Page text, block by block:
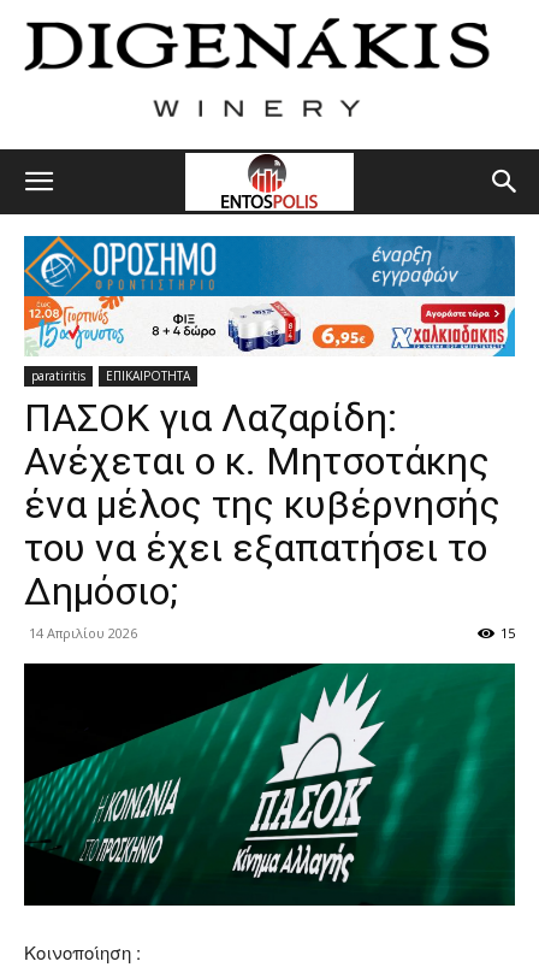
paratiritis ΕΠΙΚΑΙΡΟΤΗΤΑ
ΠΑΣΟΚ για Λαζαρίδη:
Ανέχεται ο κ. Μητσοτάκης
ένα μέλος της κυβέρνησής
του να έχει εξαπατήσει το
Δημόσιο;
14 Απριλίου 2026 15
Κοινοποίηση :